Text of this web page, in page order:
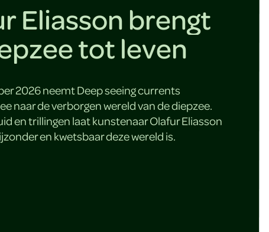
Eliasson brengt
tot leven
2026 neemt Deep seeing currents
naar de verborgen wereld van de diepzee.
en trillingen laat kunstenaar Olafur Eliasson
en kwetsbaar deze wereld is.